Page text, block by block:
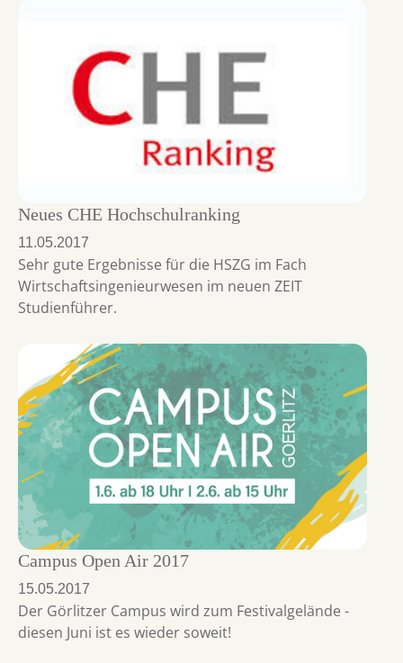
Neues CHE Hochschulranking
11.05.2017
Sehr gute Ergebnisse für die HSZG im Fach
Wirtschaftsingenieurwesen im neuen ZEIT
Studienführer.
Campus Open Air 2017
15.05.2017
Der Görlitzer Campus wird zum Festivalgelände -
diesen Juni ist es wieder soweit!